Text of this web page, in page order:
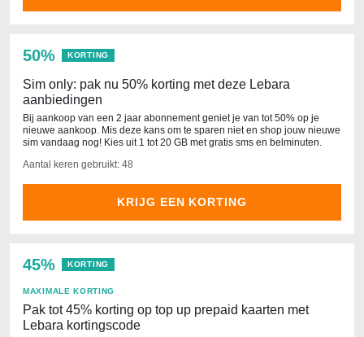
50% KORTING
Sim only: pak nu 50% korting met deze Lebara
aanbiedingen
Bij aankoop van een 2 jaar abonnement geniet je van tot 50% op je
nieuwe aankoop. Mis deze kans om te sparen niet en shop jouw nieuwe
sim vandaag nog! Kies uit 1 tot 20 GB met gratis sms en belminuten.
Aantal keren gebruikt: 48
KRIJG EEN KORTING
45% KORTING
MAXIMALE KORTING
Pak tot 45% korting op top up prepaid kaarten met
Lebara kortingscode